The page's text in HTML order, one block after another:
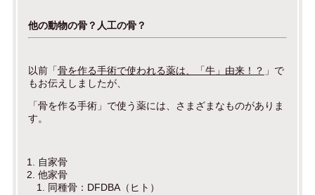
他の動物の骨？人工の骨？
以前「骨を作る手術で使われる薬は、「牛」由来！？ 」で
もお伝えしましたが、
「骨を作る手術」で使う薬には、さまざまなものがありま
す。
自家骨
他家骨
同種骨：DFDBA（ヒト）